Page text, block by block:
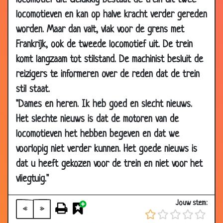
locomotieven en kan op halve kracht verder gereden
worden. Maar dan valt, vlak voor de grens met
Frankrijk, ook de tweede locomotief uit. De trein
komt langzaam tot stilstand. De machinist besluit de
reizigers te informeren over de reden dat de trein
stil staat.
"Dames en heren. Ik heb goed en slecht nieuws.
Het slechte nieuws is dat de motoren van de
locomotieven het hebben begeven en dat we
voorlopig niet verder kunnen. Het goede nieuws is
dat u heeft gekozen voor de trein en niet voor het
vliegtuig."
« »
Jouw stem:
29
May
2007
Verstoorde nachtrust 3.82
29
May
2007
Jagen 3.18
29
2007
Koffie of thee?
2007
24 May
2007
Bij boer Hans 3.24
21 May
2007
Kannibaal in het ziekenhuis
21 May
Harder werken 3.27